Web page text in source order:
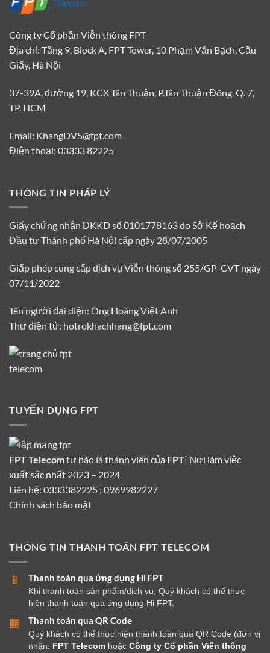
Công ty Cổ phần Viễn thông FPT
Địa chỉ: Tầng 9, Block A, FPT Tower, 10 Phạm Văn Bạch, Cầu
Giấy, Hà Nội
37-39A, đường 19, KCX Tân Thuận, P.Tân Thuận Đông, Q. 7,
TP. HCM
Email: KhangDV5@fpt.com
Điện thoại: 03333.82225
THÔNG TIN PHÁP LÝ
Giấy chứng nhận ĐKKD số 0101778163 do Sở Kế hoạch
Đầu tư Thành phố Hà Nội cấp ngày 28/07/2005
Giấp phép cung cấp dịch vụ Viễn thông số 255/GP-CVT ngày
07/11/2022
Tên người đại diện: Ông Hoàng Việt Anh
Thư điện tử: hotrokhachhang@fpt.com
TUYỂN DỤNG FPT
FPT Telecomtự hào là thành viên của FPT| Nơi làm việc
xuất sắc nhất 2023 – 2024
Liên hệ: 0333382225 ; 0969982227
Chính sách bảo mật
THÔNG TIN THANH TOÁN FPT TELECOM
📱 Thanh toán qua ứng dụng Hi FPT
Khi thanh toán sản phẩm/dịch vụ, Quý khách có thể thực
hiện thanh toán qua ứng dụng Hi FPT.
▦ Thanh toán qua QR Code
Quý khách có thể thực hiện thanh toán qua QR Code (đơn vị
nhận: FPT Telecom hoặc Công ty Cổ phần Viễn thông